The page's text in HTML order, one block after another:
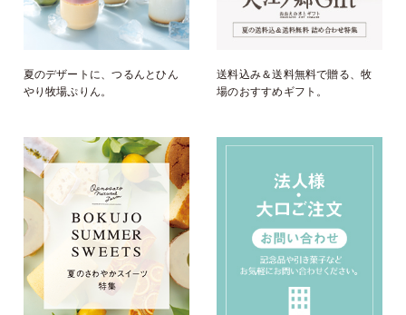
夏のデザートに、つるんとひん
やり牧場ぷりん。
送料込み＆送料無料で贈る、牧
場のおすすめギフト。